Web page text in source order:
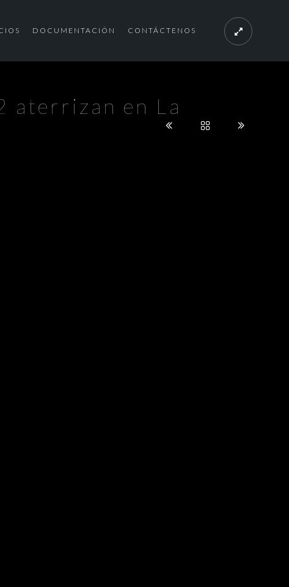
DOCUMENTACIÓN CONTÁCTENOS
aterrizan en La